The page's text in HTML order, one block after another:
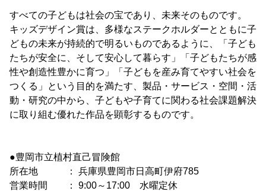
すべての子どもは社会の宝であり、未来そのものです。
キッズデザイン賞は、多様なステークホルダーとともに子
どもの未来が持続的で明るいものであるように、「子ども
たちが安全に、そして安心して暮らす」「子どもたちが感
性や創造性豊かに育つ」「子どもを産み育てやすい社会を
つくる」という目的を満たす、製品・サービス・空間・活
動・研究の中から、子どもや子育てに関わる社会課題解決
に取り組む優れた作品を顕彰するものです。
●豊岡市立植村直己冒険館
所在地 ： 兵庫県豊岡市日高町伊府785
営業時間 ： 9:00～17:00 水曜定休